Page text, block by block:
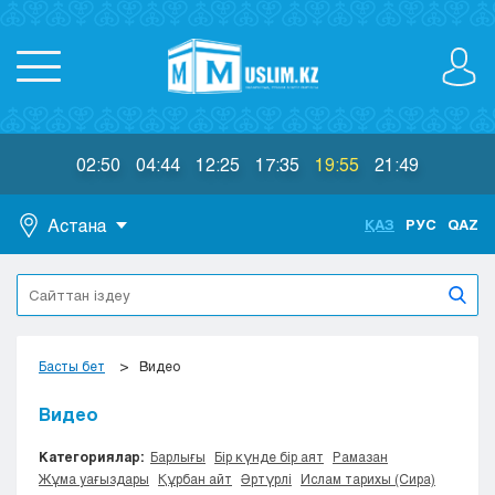
02:50 04:44 12:25 17:35 19:55 21:49
Астана
Астана
Алматы
Жезказган
Кокшетау
Костанай
ҚАЗ РУС QAZ
Басты бет Видео
Видео
Категориялар: Барлығы Бір күнде бір аят
Рамазан
Жұма уағыздары
Құрбан айт Әртүрлі
Ислам тарихы (Сира)